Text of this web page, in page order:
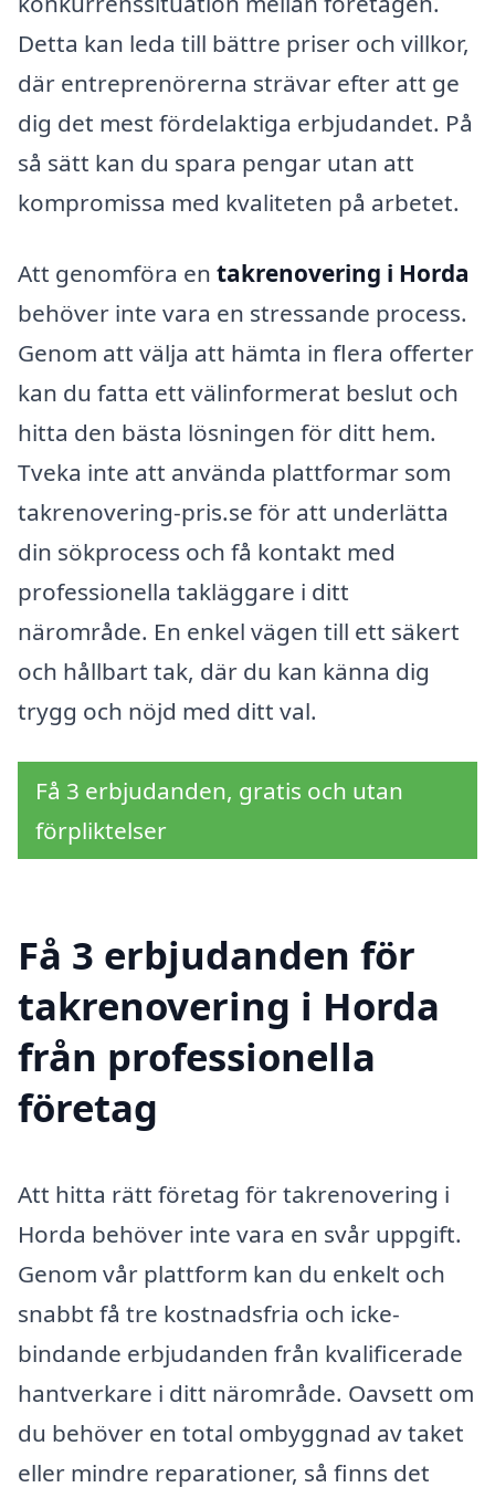
Detta kan leda till bättre priser och villkor,
där entreprenörerna strävar efter att ge
dig det mest fördelaktiga erbjudandet. På
så sätt kan du spara pengar utan att
kompromissa med kvaliteten på arbetet.
Att genomföra en takrenovering i Horda
behöver inte vara en stressande process.
Genom att välja att hämta in flera offerter
kan du fatta ett välinformerat beslut och
hitta den bästa lösningen för ditt hem.
Tveka inte att använda plattformar som
takrenovering-pris.se för att underlätta
din sökprocess och få kontakt med
professionella takläggare i ditt
närområde. En enkel vägen till ett säkert
och hållbart tak, där du kan känna dig
trygg och nöjd med ditt val.
Få 3 erbjudanden, gratis och utan
förpliktelser
Få 3 erbjudanden för
takrenovering i Horda
från professionella
företag
Att hitta rätt företag för takrenovering i
Horda behöver inte vara en svår uppgift.
Genom vår plattform kan du enkelt och
snabbt få tre kostnadsfria och icke-
bindande erbjudanden från kvalificerade
hantverkare i ditt närområde. Oavsett om
du behöver en total ombyggnad av taket
eller mindre reparationer, så finns det